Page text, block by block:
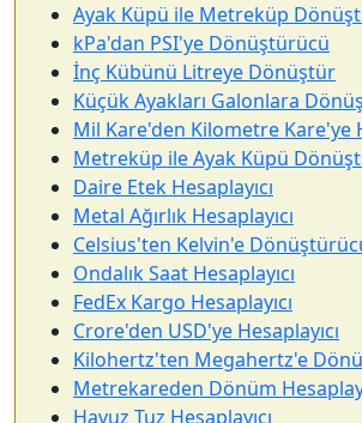
Ayak Küpü ile Metreküp
kPa'dan PSI'ye Dönüştürücü
İnç Kübünü Litreye Dönüştür
Küçük Ayakları Galonlara
Mil Kare'den Kilometre Kare'ye
Metreküp ile Ayak Küpü
Daire Etek Hesaplayıcı
Metal Ağırlık Hesaplayıcı
Celsius'ten Kelvin'e
Ondalık Saat Hesaplayıcı
FedEx Kargo Hesaplayıcı
Crore'den USD'ye Hesaplayıcı
Kilohertz'ten Megahertz'e
Metrekareden Dönüm
Havuz Tuz Hesaplayıcı